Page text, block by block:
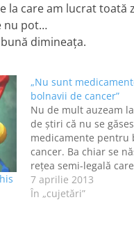
care am lucrat toată
nu pot…
dimineaţa.
„Nu sunt
bolnavii de cancer”
Nu de mult auzeam
de ştiri că nu se
medicamente pentru
cancer. Ba chiar se
reţea semi-legală
cu medicamente din
aducându-le
7 aprilie 2013
În „cujetări”